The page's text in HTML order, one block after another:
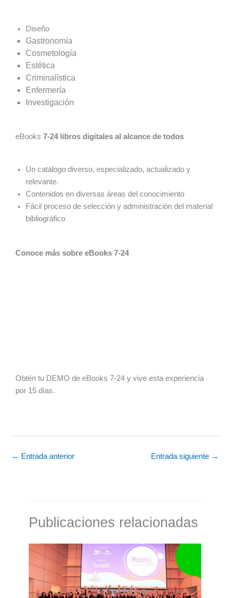
Diseño
Gastronomía
Cosmetología
Estética
Criminalística
Enfermería
Investigación
eBooks 7-24 libros digitales al alcance de todos
Un catálogo diverso, especializado, actualizado y
relevante.
Contenidos en diversas áreas del conocimiento
Fácil proceso de selección y administración del material
bibliográfico
Conoce más sobre eBooks 7-24
Obtén tu DEMO de eBooks 7-24 y vive esta experiencia
por 15 días.
← Entrada anterior Entrada siguiente →
Publicaciones relacionadas